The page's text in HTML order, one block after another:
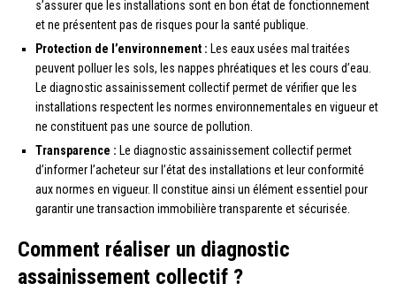
s’assurer que les installations sont en bon état de fonctionnement
et ne présentent pas de risques pour la santé publique.
Protection de l’environnement : Les eaux usées mal traitées
peuvent polluer les sols, les nappes phréatiques et les cours d’eau.
Le diagnostic assainissement collectif permet de vérifier que les
installations respectent les normes environnementales en vigueur et
ne constituent pas une source de pollution.
Transparence : Le diagnostic assainissement collectif permet
d’informer l’acheteur sur l’état des installations et leur conformité
aux normes en vigueur. Il constitue ainsi un élément essentiel pour
garantir une transaction immobilière transparente et sécurisée.
Comment réaliser un diagnostic
assainissement collectif ?